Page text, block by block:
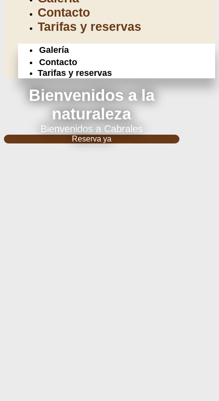
Contacto
Tarifas y reservas
Galería
Contacto
Tarifas y reservas
Bienvenidos a la
naturaleza
Bienvenidos a Cabrales
Reserva ya